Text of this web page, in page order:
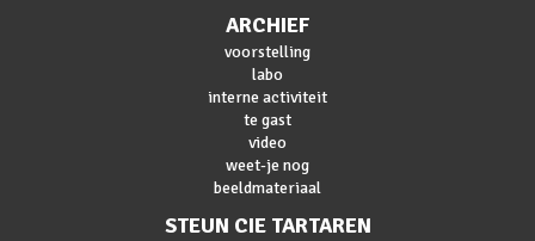
ARCHIEF
voorstelling
labo
interne activiteit
te gast
video
weet-je nog
beeldmateriaal
STEUN CIE TARTAREN